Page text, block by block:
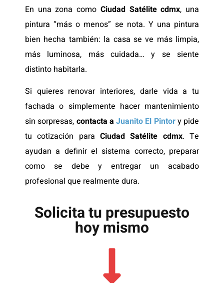
En una zona como Ciudad Satélite cdmx, una
pintura “más o menos” se nota. Y una pintura
bien hecha también: la casa se ve más limpia,
más luminosa, más cuidada… y se siente
distinto habitarla.
Si quieres renovar interiores, darle vida a tu
fachada o simplemente hacer mantenimiento
sin sorpresas, contacta a Juanito El Pintory pide
tu cotización para Ciudad Satélite cdmx. Te
ayudan a definir el sistema correcto, preparar
como se debe y entregar un acabado
profesional que realmente dura.
Solicita tu presupuesto
hoy mismo